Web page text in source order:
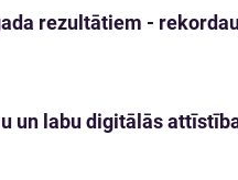
rezultātiem -
un labu digitālās